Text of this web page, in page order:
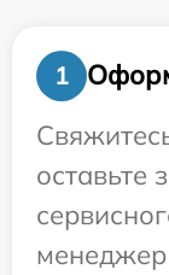
1
оставьте